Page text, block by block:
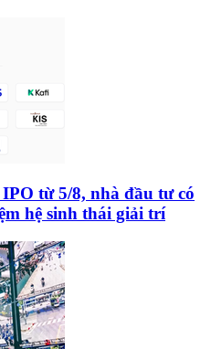
từ 5/8, nhà đầu tư có
hệ sinh thái giải trí